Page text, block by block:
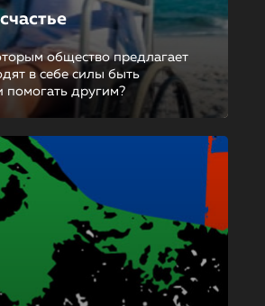
общество предлагает
в себе силы быть
другим?